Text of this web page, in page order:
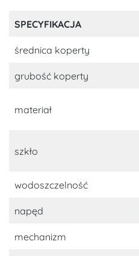
SPECYFIKACJA
średnica koperty
grubość koperty
materiał
szkło
wodoszczelność
napęd
mechanizm